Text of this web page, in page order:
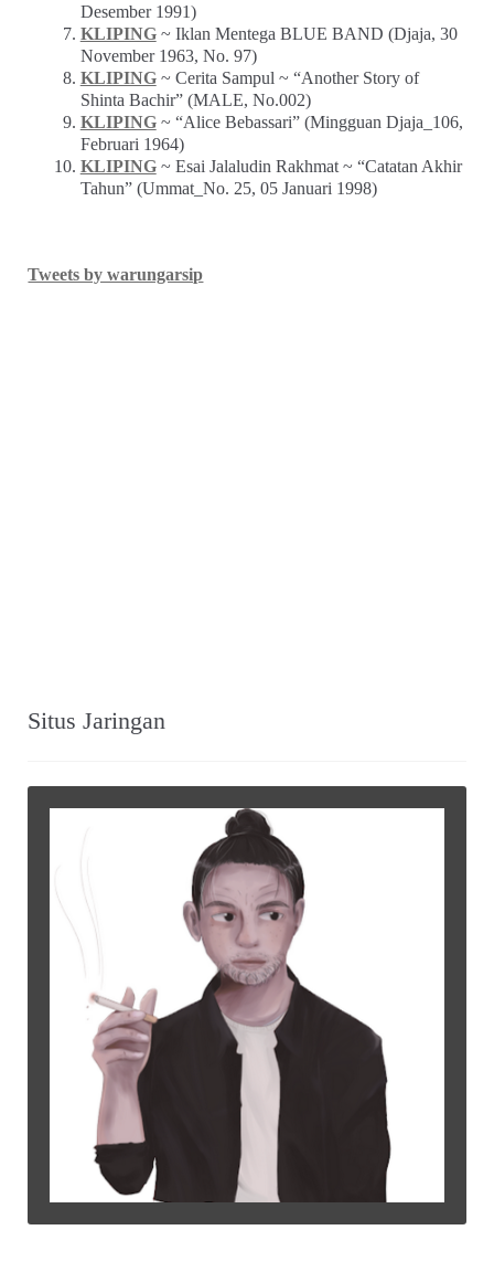
Desember 1991)
KLIPING~ Iklan Mentega BLUE BAND (Djaja, 30
November 1963, No. 97)
KLIPING~ Cerita Sampul ~ “Another Story of
Shinta Bachir” (MALE, No.002)
KLIPING~ “Alice Bebassari” (Mingguan Djaja_106,
Februari 1964)
KLIPING~ Esai Jalaludin Rakhmat ~ “Catatan Akhir
Tahun” (Ummat_No. 25, 05 Januari 1998)
Tweets by warungarsip
Situs Jaringan